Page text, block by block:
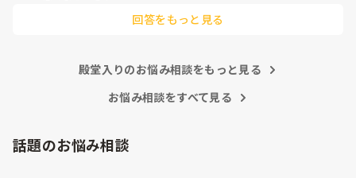
回答をもっと見る
殿堂入りのお悩み相談をもっと見る
お悩み相談をすべて見る
話題のお悩み相談